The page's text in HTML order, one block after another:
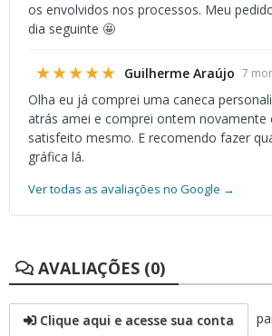
os envolvidos nos processos. Meu
dia seguinte 🤩
★★★★★ Guilherme Araújo 7
Olha eu já comprei uma caneca
atrás amei e comprei ontem novamente
satisfeito mesmo. E recomendo fazer
gráfica lá.
Ver todas as avaliações no Google →
AVALIAÇÕES (0)
Clique aqui e acesse sua conta